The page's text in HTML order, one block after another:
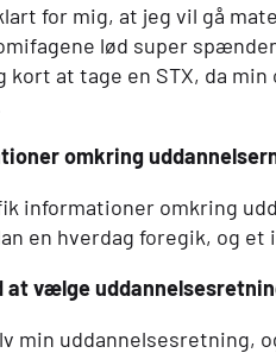
for mig, at jeg vil gå
lød super
kort at tage en STX, da
omkring
informationer omkring
en hverdag foregik, og et
at vælge
min uddannelsesretning,